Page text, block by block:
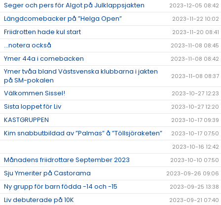
Seger och pers för Algot på Julklappsjakten 2023-12-05 08:42
Längdcomebacker på ”Helga Open” 2023-11-22 10:02
Friidrotten hade kul start 2023-11-20 08:41
...notera också 2023-11-08 08:45
Ymer 44a i comebacken 2023-11-08 08:42
Ymer tvåa bland Västsvenska klubbarna i jakten
på SM-pokalen
2023-11-08 08:37
Välkommen Sissel! 2023-10-27 12:23
Sista loppet för Liv 2023-10-27 12:20
KASTGRUPPEN 2023-10-17 09:39
Kim snabbutbildad av ”Palmas” å ”Töllsjöraketen”
2023-10-17 07:50
2023-10-16 12:42
Månadens friidrottare September 2023 2023-10-10 07:50
Sju Ymeriter på Castorama 2023-09-26 09:06
Ny grupp för barn födda -14 och -15 2023-09-25 13:38
Liv debuterade på 10K 2023-09-21 07:40